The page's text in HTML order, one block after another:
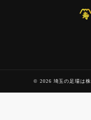
© 2026 埼玉の足場は